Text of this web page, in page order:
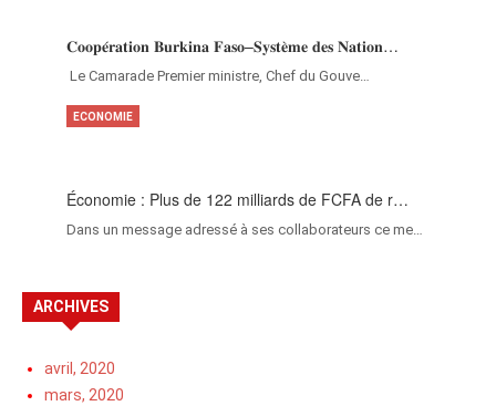
𝐂𝐨𝐨𝐩𝐞́𝐫𝐚𝐭𝐢𝐨𝐧 𝐁𝐮𝐫𝐤𝐢𝐧𝐚 𝐅𝐚𝐬𝐨–𝐒𝐲𝐬𝐭𝐞̀𝐦𝐞 𝐝𝐞𝐬 𝐍𝐚𝐭𝐢𝐨𝐧…
‎Le Camarade Premier ministre, Chef du Gouve…
Économie : Plus de 122 milliards de FCFA de r…
Dans un message adressé à ses collaborateurs ce me…
ECONOMIE
ARCHIVES
avril, 2020
mars, 2020